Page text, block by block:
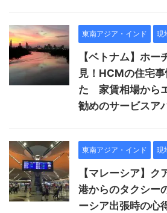
東南アジア・インド 現
【ベトナム】ホー
見！HCMの住宅
た 家賃相場から
勧めのサービスア
東南アジア・インド 現
【マレーシア】
港からのタクシー
ーシア出張時の心